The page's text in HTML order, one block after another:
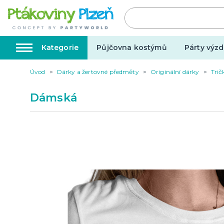
Kategorie Půjčovna kostýmů Párty
Dárky pro muže
Dárky pro ženy
Dárky pro oba
Svatba
Svatby
Úvod Dárky a žertovné předměty Originální dárky
Dámská